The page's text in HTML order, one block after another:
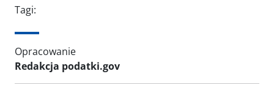
Tagi:
Opracowanie
Redakcja podatki.gov